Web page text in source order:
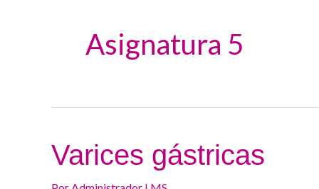
Asignatura 5
Varices gástricas
Varices
gástricas